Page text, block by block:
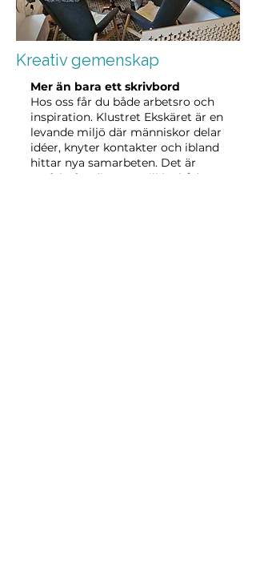
Kreativ gemenskap
Mer än bara ett skrivbord
Hos oss får du både arbetsro och
inspiration. Klustret Ekskäret är en
levande miljö där människor delar
idéer, knyter kontakter och ibland
hittar nya samarbeten. Det är
perfekt för dig som vill ha både